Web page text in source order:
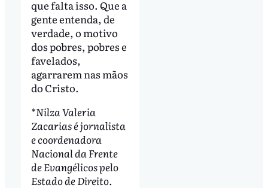
que falta isso. Que a
gente entenda, de
verdade, o motivo
dos pobres, pobres e
favelados,
agarrarem nas mãos
do Cristo.
*Nilza Valeria
Zacarias é jornalista
e coordenadora
Nacional da Frente
de Evangélicos pelo
Estado de Direito.